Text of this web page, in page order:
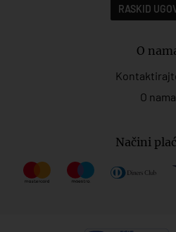
RASKID
O
O nama
Načini